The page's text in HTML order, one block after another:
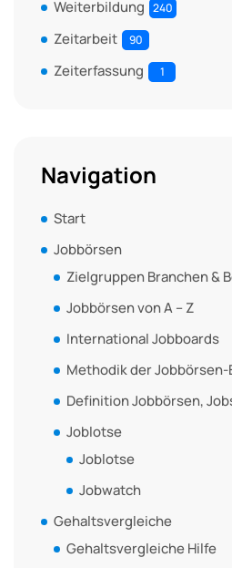
Weiterbildung 240
Zeitarbeit 90
Zeiterfassung 1
Navigation
Start
Jobbörsen
Zielgruppen Branchen &
Jobbörsen von A – Z
International Jobboards
Methodik der Jobbörsen-
Definition Jobbörsen,
Joblotse
Joblotse
Jobwatch
Gehaltsvergleiche
Gehaltsvergleiche Hilfe